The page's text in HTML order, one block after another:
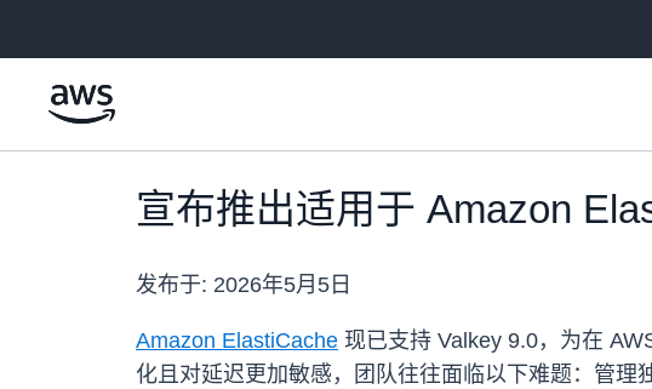
宣布推出适用于 Amazon
发布于: 2026年5月5日
Amazon ElastiCache 现已支持 Valkey 9.0，为在
化且对延迟更加敏感，团队往往面临以下难题：管